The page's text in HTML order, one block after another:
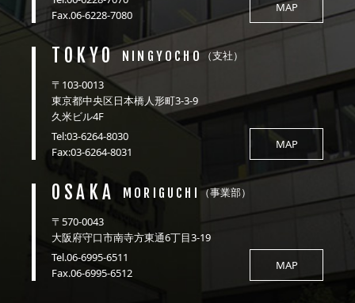
Fax.06-6228-7080
MAP
TOKYO NINGYOCHO（支社）
〒103-0013
東京都中央区日本橋人形町3-3-9
久米ビル4F
Tel:03-6264-8030
Fax:03-6264-8031
MAP
OSAKA MORIGUCHI （事業部）
〒570-0043
大阪府守口市南寺方東通6丁目3-19
Tel.06-6995-6511
Fax.06-6995-6512
MAP